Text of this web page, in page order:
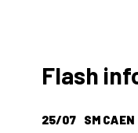
Flash
25/07 SM CAEN